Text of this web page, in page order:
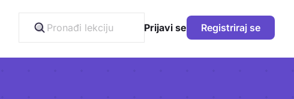
Prijavi se Registriraj se